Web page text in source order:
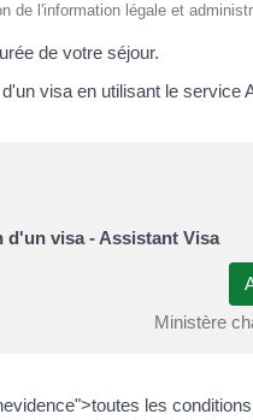
de l'information légale et
de votre séjour.
visa en utilisant le service
d'un visa - Assistant Visa
Ministère
les